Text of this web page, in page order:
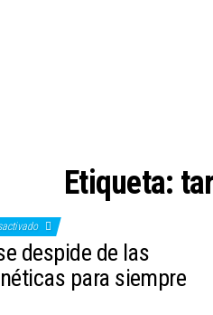
Etiqueta:
despide de las
para siempre